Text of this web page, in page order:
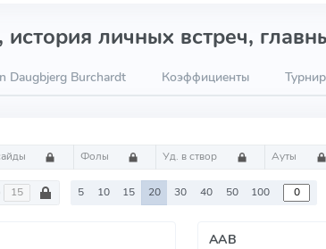
личных встреч,
Daugbjerg Burchardt Коэффициенты
Фолы Уд. в створ Ауты
5 10 15 20 30 40 50 100
AAB